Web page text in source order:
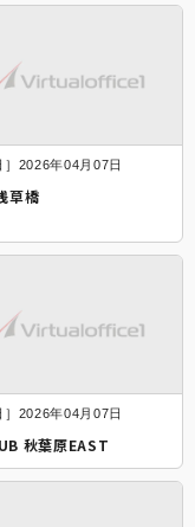
］2026年04月07日
草橋
］2026年04月07日
秋葉原EAST